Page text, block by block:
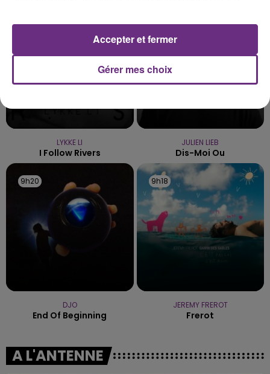
LYKKE LI
I Follow Rivers
JULIEN LIEB
Dis-Moi Ou
9h20
9h20
DJO
End Of Beginning
9h18
9h18
JEREMY FREROT
Frerot
A L'ANTENNE
Gérer mes choix
Accepter et fermer